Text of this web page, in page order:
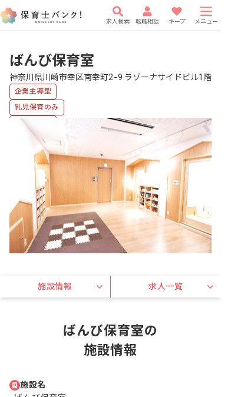
求人検索 転職相談 キープ メニュー
ばんび保育室
神奈川県川崎市幸区南幸町2−9 ラゾーナサイドビル1階
企業主導型
乳児保育のみ
複数園あり
福利厚生充実
駅近5分以内
研修充実
WEB面接OK
施設情報 求人一覧
ばんび保育室の
施設情報
施設名